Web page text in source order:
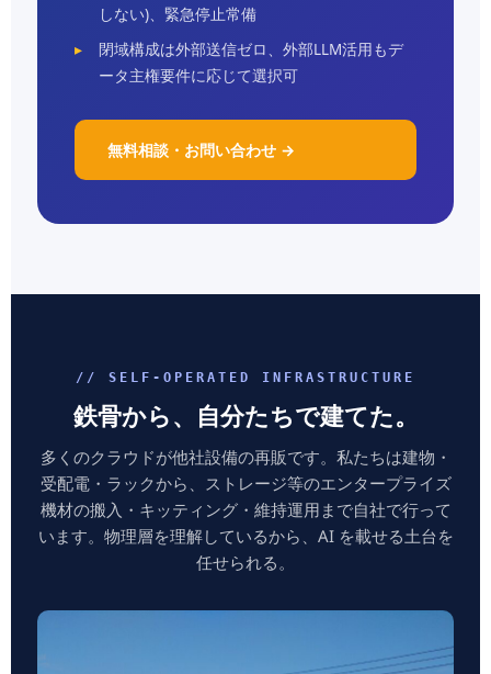
しない)、緊急停止常備
閉域構成は外部送信ゼロ、外部LLM活用もデ
ータ主権要件に応じて選択可
無料相談・お問い合わせ →
// SELF-OPERATED INFRASTRUCTURE
鉄骨から、自分たちで建てた。
多くのクラウドが他社設備の再販です。私たちは建物・
受配電・ラックから、ストレージ等のエンタープライズ
機材の搬入・キッティング・維持運用まで自社で行って
います。物理層を理解しているから、AI を載せる土台を
任せられる。